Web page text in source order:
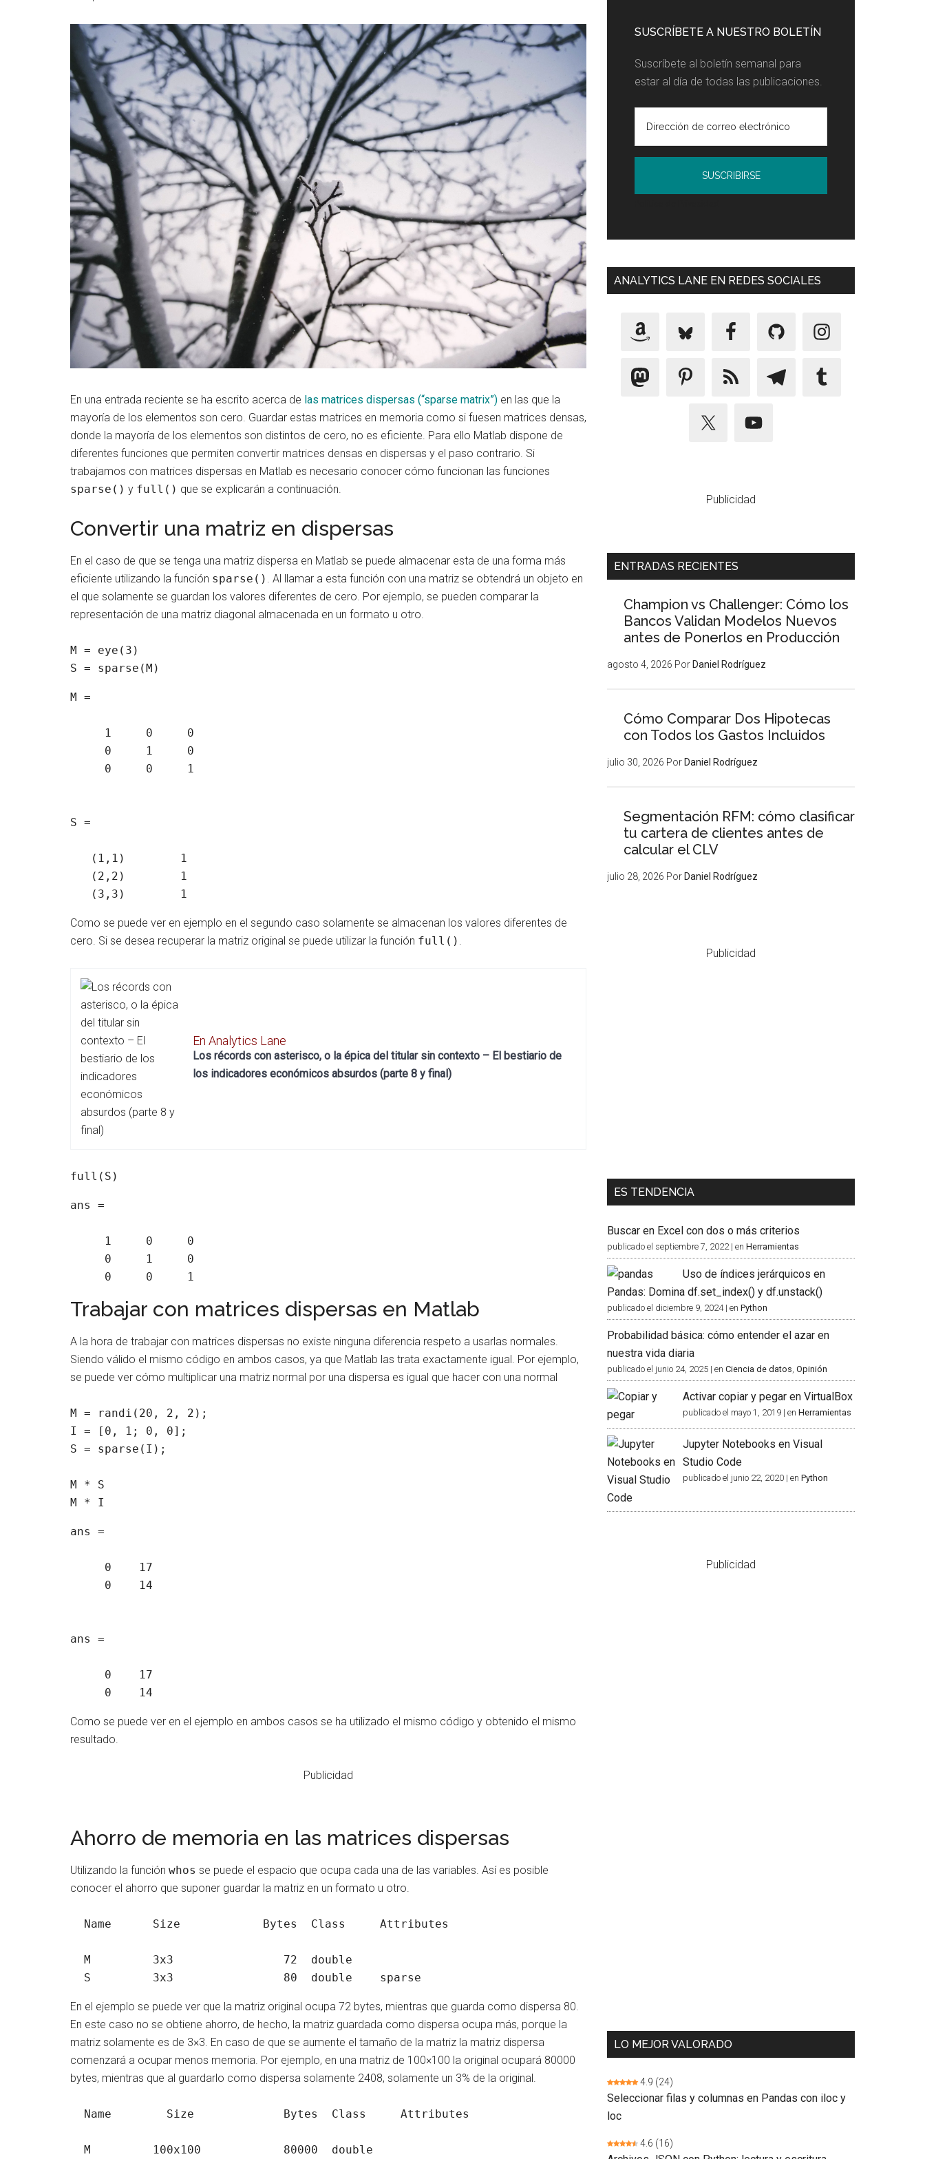
En una entrada reciente se ha escrito acerca de las matrices dispersas (“sparse matrix”) en las que la
mayoría de los elementos son cero. Guardar estas matrices en memoria como si fuesen matrices densas,
donde la mayoría de los elementos son distintos de cero, no es eficiente. Para ello Matlab dispone de
diferentes funciones que permiten convertir matrices densas en dispersas y el paso contrario. Si
trabajamos con matrices dispersas en Matlab es necesario conocer cómo funcionan las funciones
sparse() y full() que se explicarán a continuación.
Convertir una matriz en dispersas
En el caso de que se tenga una matriz dispersa en Matlab se puede almacenar esta de una forma más
eficiente utilizando la función sparse() . Al llamar a esta función con una matriz se obtendrá un objeto en
el que solamente se guardan los valores diferentes de cero. Por ejemplo, se pueden comparar la
representación de una matriz diagonal almacenada en un formato u otro.
M = eye(3)
S = sparse(M)
M =
S =
Como se puede ver en ejemplo en el segundo caso solamente se almacenan los valores diferentes de
cero. Si se desea recuperar la matriz original se puede utilizar la función full() .
En Analytics Lane
Los récords con asterisco, o la épica del titular sin contexto – El bestiario de
los indicadores económicos absurdos (parte 8 y final)
full(S)
ans =
Trabajar con matrices dispersas en Matlab
A la hora de trabajar con matrices dispersas no existe ninguna diferencia respeto a usarlas normales.
Siendo válido el mismo código en ambos casos, ya que Matlab las trata exactamente igual. Por ejemplo,
se puede ver cómo multiplicar una matriz normal por una dispersa es igual que hacer con una normal
M = randi(20, 2, 2);
I = [0, 1; 0, 0];
S = sparse(I);
M * S
M * I
ans =
ans =
Como se puede ver en el ejemplo en ambos casos se ha utilizado el mismo código y obtenido el mismo
resultado.
Publicidad
Ahorro de memoria en las matrices dispersas
Utilizando la función whos se puede el espacio que ocupa cada una de las variables. Así es posible
conocer el ahorro que suponer guardar la matriz en un formato u otro.
En el ejemplo se puede ver que la matriz original ocupa 72 bytes, mientras que guarda como dispersa 80.
En este caso no se obtiene ahorro, de hecho, la matriz guardada como dispersa ocupa más, porque la
matriz solamente es de 3×3. En caso de que se aumente el tamaño de la matriz la matriz dispersa
comenzará a ocupar menos memoria. Por ejemplo, en una matriz de 100×100 la original ocupará 80000
bytes, mientras que al guardarlo como dispersa solamente 2408, solamente un 3% de la original.
SUSCRÍBETE A NUESTRO BOLETÍN
Suscríbete al boletín semanal para
estar al día de todas las publicaciones.
ANALYTICS LANE EN REDES SOCIALES
Publicidad
ENTRADAS RECIENTES
Champion vs Challenger: Cómo los
Bancos Validan Modelos Nuevos
antes de Ponerlos en Producción
agosto 4, 2026 Por Daniel Rodríguez
Cómo Comparar Dos Hipotecas
con Todos los Gastos Incluidos
julio 30, 2026 Por Daniel Rodríguez
Segmentación RFM: cómo clasificar
tu cartera de clientes antes de
calcular el CLV
julio 28, 2026 Por Daniel Rodríguez
Publicidad
ES TENDENCIA
Buscar en Excel con dos o más criterios
publicado el septiembre 7, 2022| en Herramientas
Uso de índices jerárquicos en
Pandas: Domina df.set_index() y df.unstack()
publicado el diciembre 9, 2024| en Python
Probabilidad básica: cómo entender el azar en
nuestra vida diaria
publicado el junio 24, 2025 | en Ciencia de datos, Opinión
Activar copiar y pegar en VirtualBox
publicado el mayo 1, 2019 | en Herramientas
Jupyter Notebooks en Visual
Studio Code
publicado el junio 22, 2020 | en Python
Publicidad
LO MEJOR VALORADO
4.9 (24)
Seleccionar filas y columnas en Pandas con iloc y
loc
4.6 (16)